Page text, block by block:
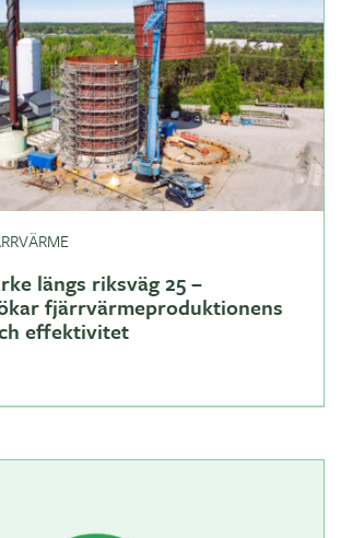
längs riksväg 25 –
fjärrvärmeproduktionens
effektivitet